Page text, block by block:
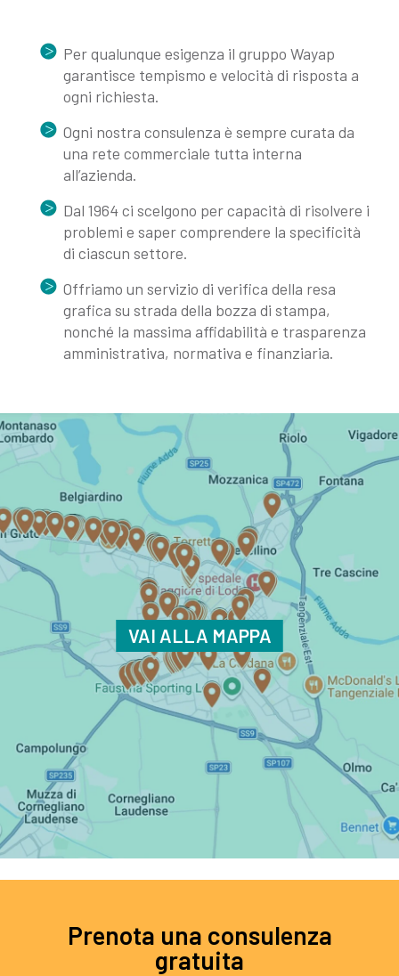
Per qualunque esigenza il gruppo Wayap
garantisce tempismo e velocità di risposta a
ogni richiesta.
Ogni nostra consulenza è sempre curata da
una rete commerciale tutta interna
all’azienda.
Dal 1964 ci scelgono per capacità di risolvere i
problemi e saper comprendere la specificità
di ciascun settore.
Offriamo un servizio di verifica della resa
grafica su strada della bozza di stampa,
nonché la massima affidabilità e trasparenza
amministrativa, normativa e finanziaria.
VAI ALLA MAPPA
Prenota una consulenza
gratuita